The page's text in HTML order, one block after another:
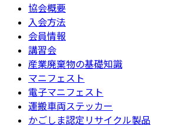
協会概要
入会方法
会員情報
講習会
産業廃棄物の基礎知識
マニフェスト
電子マニフェスト
運搬車両ステッカー
かごしま認定リサイクル製品